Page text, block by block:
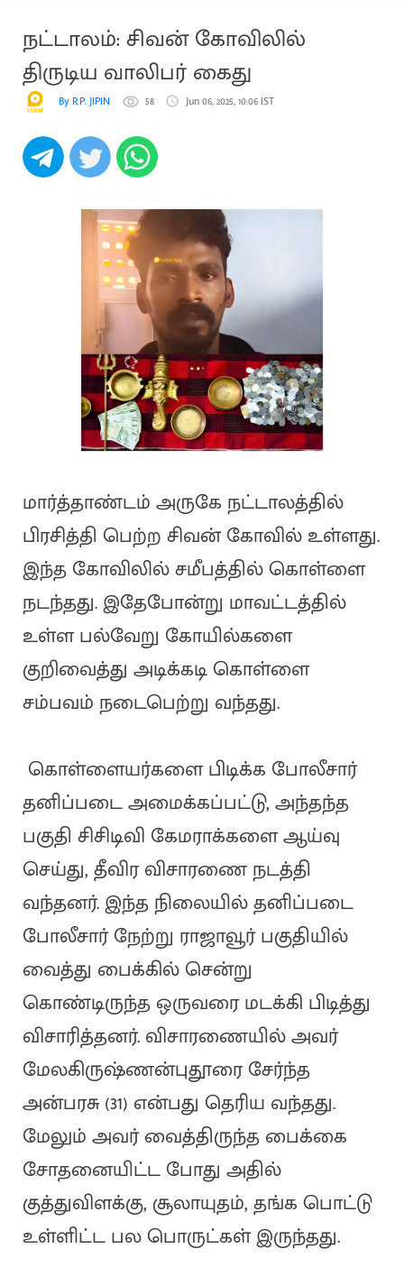
நட்டாலம்: சிவன் கோவிலில்
திருடிய வாலிபர் கைது
By R.P. JIPIN 58 Jun 06, 2025, 10:06 IST
மார்த்தாண்டம் அருகே நட்டாலத்தில்
பிரசித்தி பெற்ற சிவன் கோவில் உள்ளது.
இந்த கோவிலில் சமீபத்தில் கொள்ளை
நடந்தது. இதேபோன்று மாவட்டத்தில்
உள்ள பல்வேறு கோயில்களை
குறிவைத்து அடிக்கடி கொள்ளை
சம்பவம் நடைபெற்று வந்தது.
கொள்ளையர்களை பிடிக்க போலீசார்
தனிப்படை அமைக்கப்பட்டு, அந்தந்த
பகுதி சிசிடிவி கேமராக்களை ஆய்வு
செய்து, தீவிர விசாரணை நடத்தி
வந்தனர். இந்த நிலையில் தனிப்படை
போலீசார் நேற்று ராஜாவூர் பகுதியில்
வைத்து பைக்கில் சென்று
கொண்டிருந்த ஒருவரை மடக்கி பிடித்து
விசாரித்தனர். விசாரணையில் அவர்
மேலகிருஷ்ணன்புதூரை சேர்ந்த
அன்பரசு (31) என்பது தெரிய வந்தது.
மேலும் அவர் வைத்திருந்த பைக்கை
சோதனையிட்ட போது அதில்
குத்துவிளக்கு, சூலாயுதம், தங்க பொட்டு
உள்ளிட்ட பல பொருட்கள் இருந்தது.